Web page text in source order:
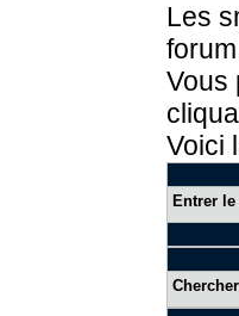
Les
Vous
Voici
Entrer